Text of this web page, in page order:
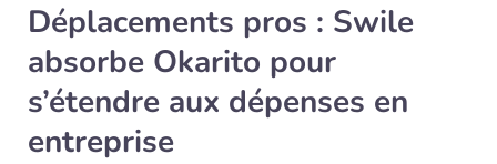
Déplacements pros : Swile
absorbe Okarito pour
s’étendre aux dépenses en
entreprise